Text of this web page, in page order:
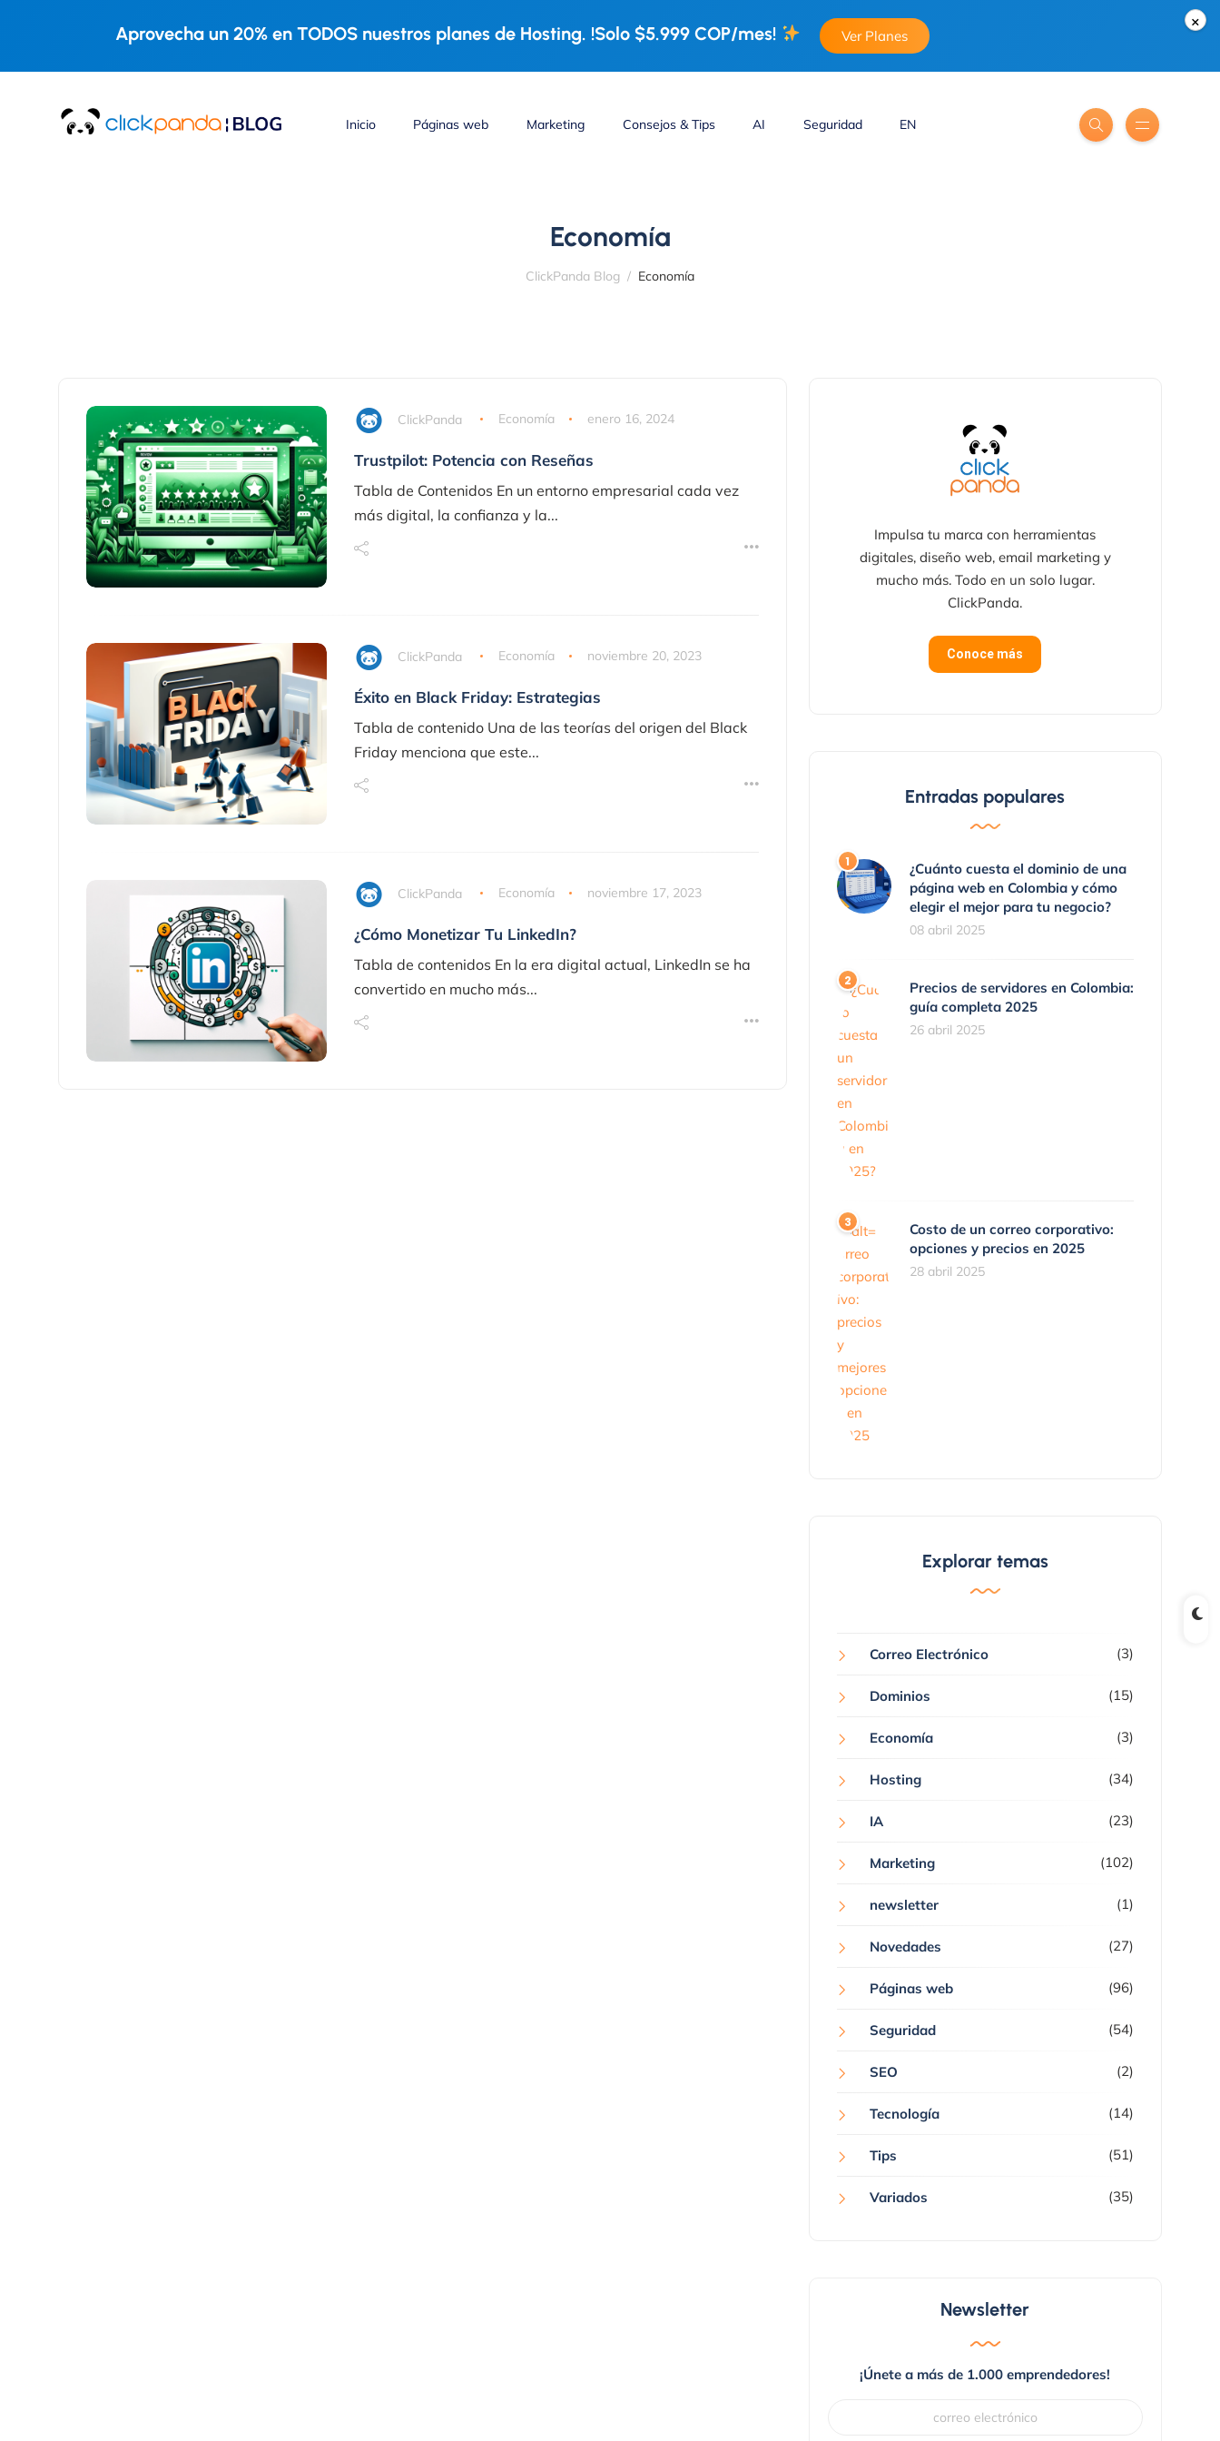
×
Aprovecha un 20% en TODOS nuestros planes de Hosting. !Solo $5.999 COP/mes! Ver Planes
Inicio Páginas web Marketing Consejos & Tips AI Seguridad EN
Economía
ClickPanda Blog Economía
ClickPanda Economía enero 16, 2024
Trustpilot: Potencia con Reseñas
Tabla de Contenidos En un entorno empresarial cada vez
más digital, la confianza y la...
ClickPanda Economía noviembre 20, 2023
Éxito en Black Friday: Estrategias
Tabla de contenido Una de las teorías del origen del Black
Friday menciona que este...
ClickPanda Economía noviembre 17, 2023
¿Cómo Monetizar Tu LinkedIn?
Tabla de contenidos En la era digital actual, LinkedIn se ha
convertido en mucho más...
Impulsa tu marca con herramientas
digitales, diseño web, email marketing y
mucho más. Todo en un solo lugar.
ClickPanda.
Conoce más
Entradas populares
¿Cuánto cuesta el dominio de una
página web en Colombia y cómo
elegir el mejor para tu negocio?
08 abril 2025
Precios de servidores en Colombia:
guía completa 2025
26 abril 2025
Costo de un correo corporativo:
opciones y precios en 2025
28 abril 2025
Explorar temas
Correo Electrónico (3)
Dominios (15)
Economía (3)
Hosting (34)
IA (23)
Marketing (102)
newsletter (1)
Novedades (27)
Páginas web (96)
Seguridad (54)
SEO (2)
Tecnología (14)
Tips (51)
Variados (35)
Newsletter
¡Únete a más de 1.000 emprendedores!